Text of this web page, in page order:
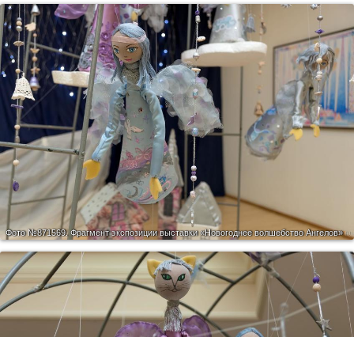
Фото №871569.Фрагмент экспозиции выставки «Новогоднее волшебство Ангелов»